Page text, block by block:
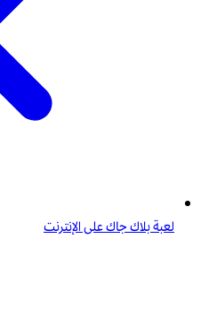
لعبة بلاك جاك على الإنترنت